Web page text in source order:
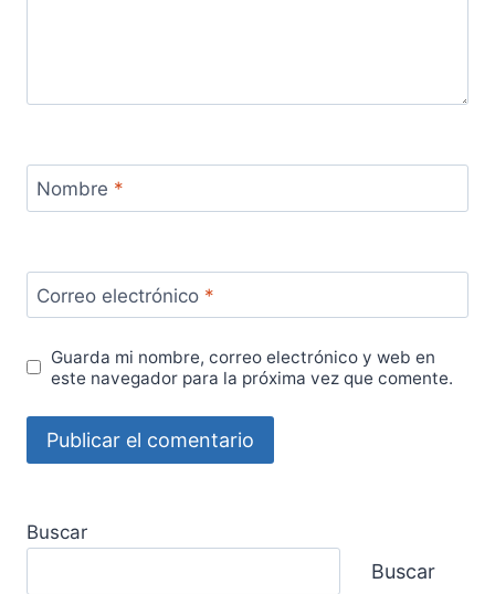
Nombre *
Correo electrónico *
Guarda mi nombre, correo electrónico y web en
este navegador para la próxima vez que comente.
Buscar
Buscar